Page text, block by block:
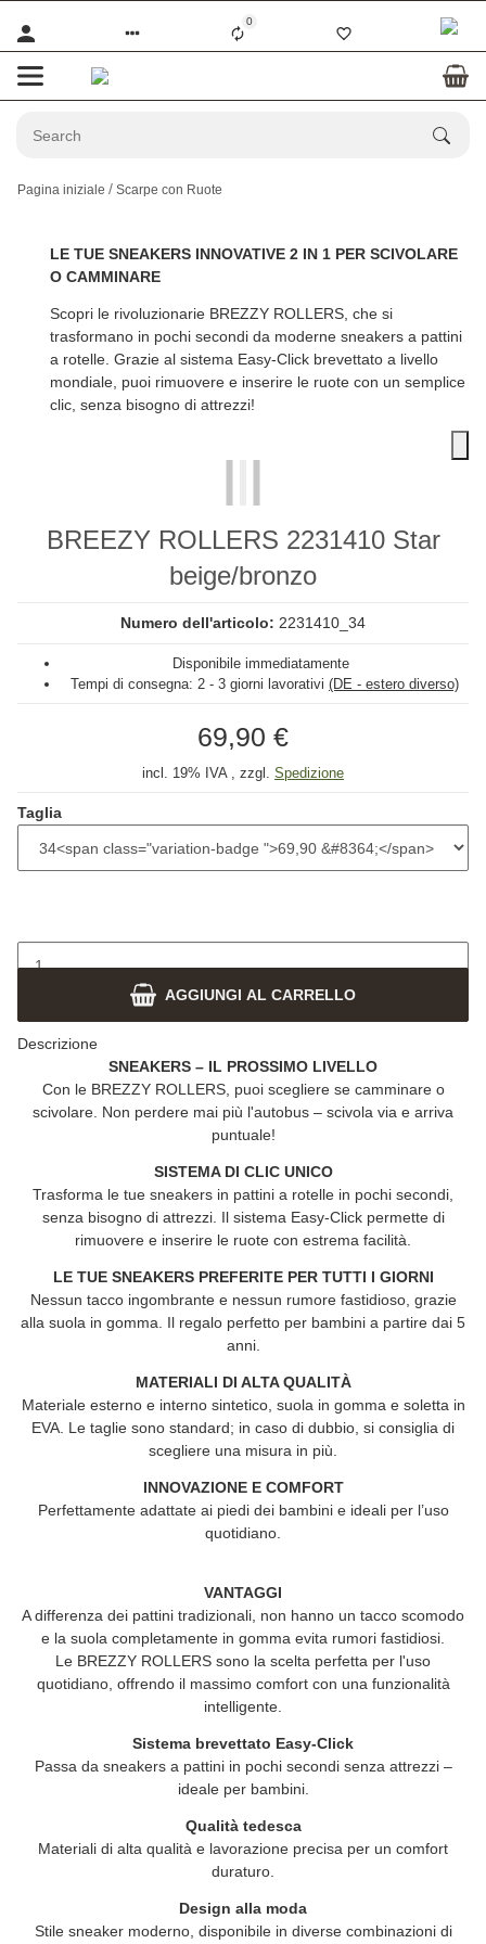
0
Pagina iniziale Scarpe con Ruote
LE TUE SNEAKERS INNOVATIVE 2 IN 1 PER SCIVOLARE
O CAMMINARE
Scopri le rivoluzionarie BREZZY ROLLERS , che si
trasformano in pochi secondi da moderne sneakers a pattini
a rotelle. Grazie al sistema Easy-Click brevettato a livello
mondiale, puoi rimuovere e inserire le ruote con un semplice
clic, senza bisogno di attrezzi!
BREEZY ROLLERS 2231410 Star
beige/bronzo
Numero dell'articolo: 2231410_34
Disponibile immediatamente
Tempi di consegna: 2 - 3 giorni lavorativi (DE - estero diverso)
69,90 €
incl. 19% IVA , zzgl. Spedizione
Taglia
AGGIUNGI AL CARRELLO
Descrizione
SNEAKERS – IL PROSSIMO LIVELLO
Con le BREZZY ROLLERS, puoi scegliere se camminare o
scivolare. Non perdere mai più l'autobus – scivola via e arriva
puntuale!
SISTEMA DI CLIC UNICO
Trasforma le tue sneakers in pattini a rotelle in pochi secondi,
senza bisogno di attrezzi. Il sistema Easy-Click permette di
rimuovere e inserire le ruote con estrema facilità.
LE TUE SNEAKERS PREFERITE PER TUTTI I GIORNI
Nessun tacco ingombrante e nessun rumore fastidioso, grazie
alla suola in gomma. Il regalo perfetto per bambini a partire dai 5
anni.
MATERIALI DI ALTA QUALITÀ
Materiale esterno e interno sintetico, suola in gomma e soletta in
EVA. Le taglie sono standard; in caso di dubbio, si consiglia di
scegliere una misura in più.
INNOVAZIONE E COMFORT
Perfettamente adattate ai piedi dei bambini e ideali per l’uso
quotidiano.
VANTAGGI
A differenza dei pattini tradizionali, non hanno un tacco scomodo
e la suola completamente in gomma evita rumori fastidiosi.
Le BREZZY ROLLERS sono la scelta perfetta per l'uso
quotidiano, offrendo il massimo comfort con una funzionalità
intelligente.
Sistema brevettato Easy-Click
Passa da sneakers a pattini in pochi secondi senza attrezzi –
ideale per bambini.
Qualità tedesca
Materiali di alta qualità e lavorazione precisa per un comfort
duraturo.
Design alla moda
Stile sneaker moderno, disponibile in diverse combinazioni di